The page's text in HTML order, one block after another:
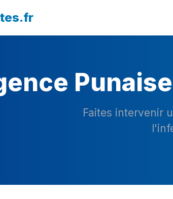
Faites intervenir